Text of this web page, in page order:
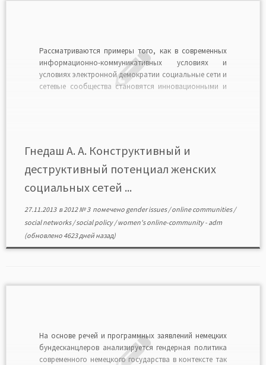
Рассматриваются примеры того, как в современных
информационно-коммуникативных условиях и
условиях электронной демократии социальные сети и
сетевые сообщества становятся инновационными и
управления, Кубанский государственный университет.
Gnedash A. A. Constructive and destructive […]
Гнедаш А. А. Конструктивный и
деструктивный потенциал женских
социальных сетей ...
27.11.2013в2012 № 3 помечено gender issues/online communities/
social networks/social policy/women's online-community- adm
(обновлено 4623 дней назад)
На основе речей и программных заявлений немецких
бундесканцлеров анализируется гендерная политика
современного немецкого государства в контексте так